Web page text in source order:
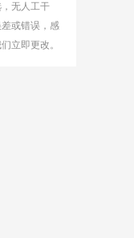
无人工干
或错误，感
立即更改。